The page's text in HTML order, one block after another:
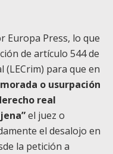
Europa Press, lo que
de artículo 544 de
(LECrim) para que en
o usurpación
real
el juez o
el desalojo en
la petición a